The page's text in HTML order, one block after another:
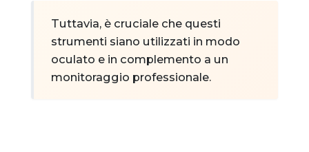
Tuttavia, è cruciale che questi
strumenti siano utilizzati in modo
oculato e in complemento a un
monitoraggio professionale.